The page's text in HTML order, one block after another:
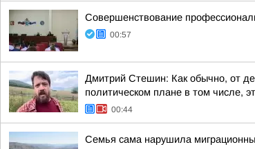
Совершенствование
00:57
Дмитрий Стешин: Как обычно, от
политическом плане в том числе,
00:44
Семья сама нарушила